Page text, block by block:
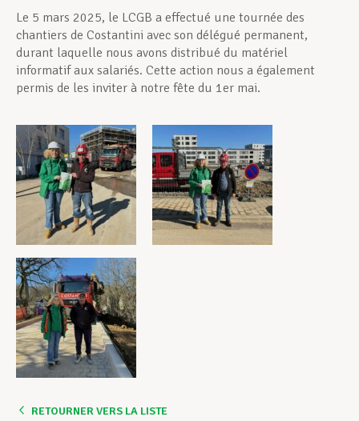
Le 5 mars 2025, le LCGB a effectué une tournée des
chantiers de Costantini avec son délégué permanent,
durant laquelle nous avons distribué du matériel
informatif aux salariés. Cette action nous a également
permis de les inviter à notre fête du 1er mai.
RETOURNER VERS LA LISTE